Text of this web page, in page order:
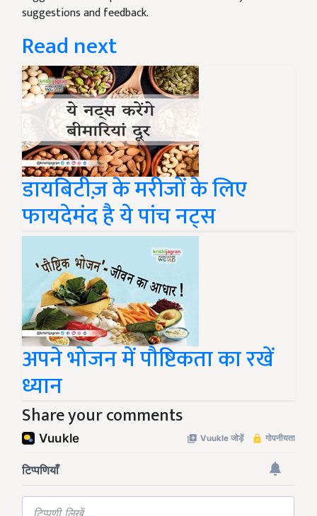
suggestions and feedback.
Read next
डायबिटीज़ के मरीजों के लिए
फायदेमंद है ये पांच नट्स
अपने भोजन में पौष्टिकता का रखें
ध्यान
Share your comments